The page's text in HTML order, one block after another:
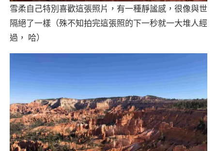
雪柔自己特別喜歡這張照片，有一種靜謐感，很像與世
隔絕了一樣（殊不知拍完這張照的下一秒就一大堆人經
過， 哈）